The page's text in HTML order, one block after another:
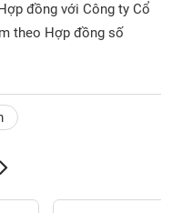
đồng với Công ty Cổ
theo Hợp đồng số